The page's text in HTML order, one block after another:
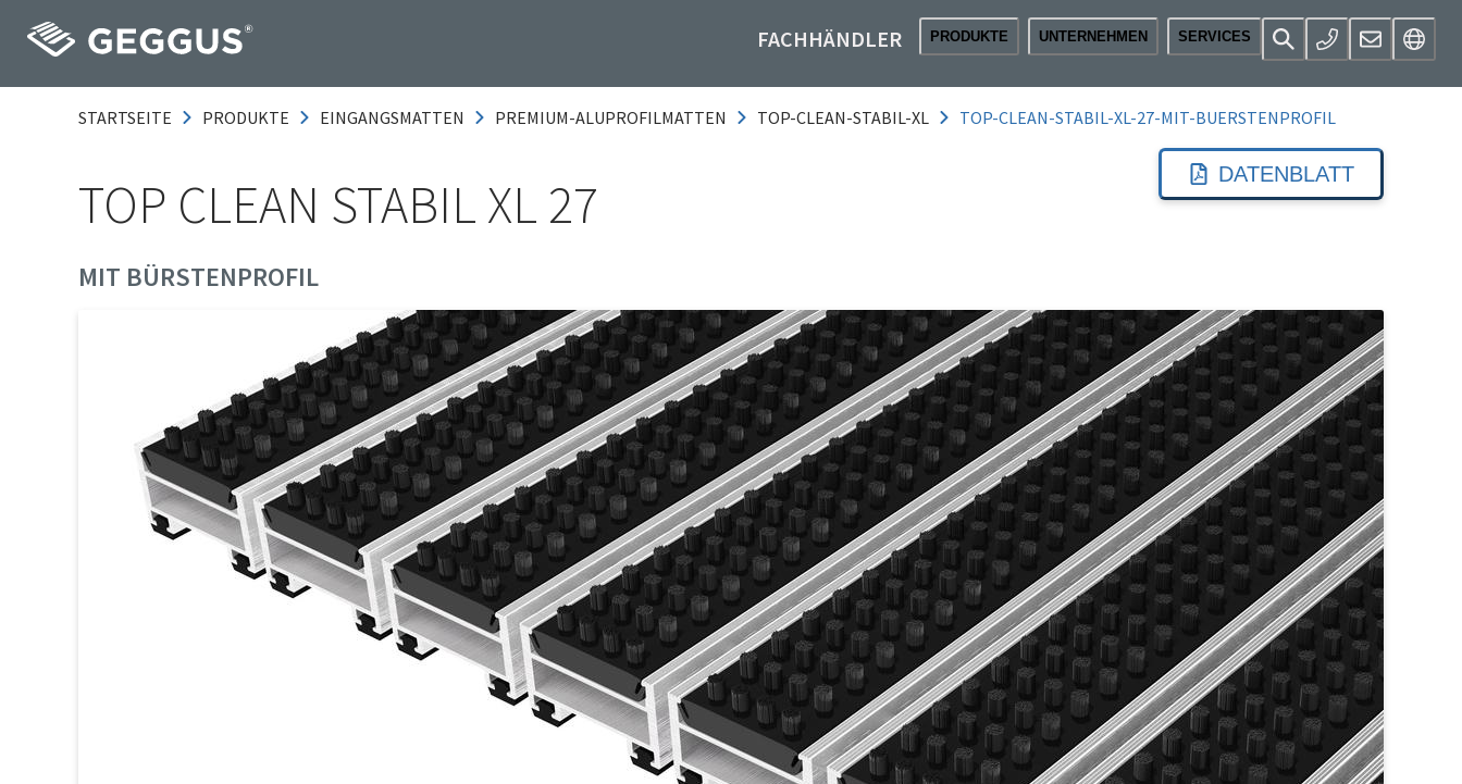
FACHHÄNDLER PRODUKTE UNTERNEHMEN SERVICES
STARTSEITE PRODUKTE EINGANGSMATTEN PREMIUM-ALUPROFILMATTEN TOP-CLEAN-STABIL-XL TOP-CLEAN-STABIL-XL-27-MIT-BUERSTENPROFIL
TOP CLEAN STABIL XL 27
MIT BÜRSTENPROFIL
DATENBLATT